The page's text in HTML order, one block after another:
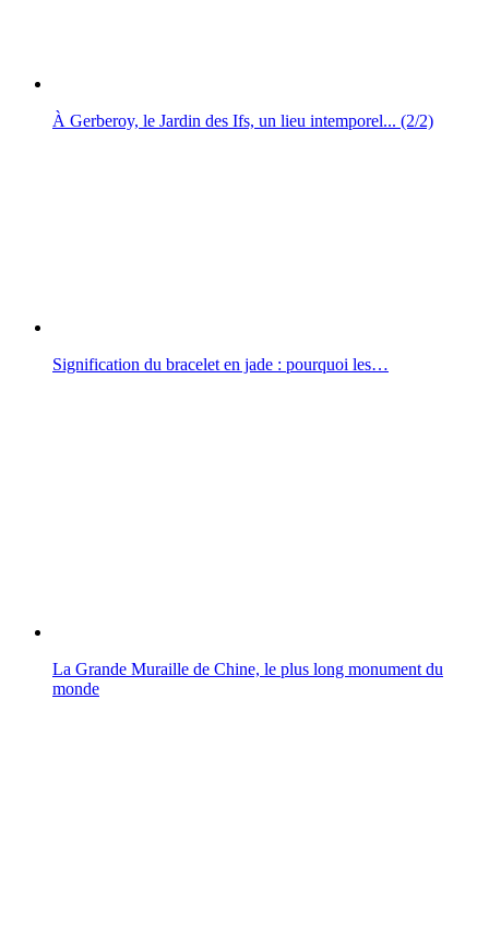
À Gerberoy, le Jardin des Ifs, un lieu intemporel... (2/2)
Signification du bracelet en jade : pourquoi les…
La Grande Muraille de Chine, le plus long monument du
monde